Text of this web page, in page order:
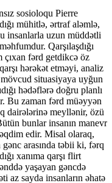
sosioloqu Pierre
mühitlə, ərtraf aləmlə,
insanlarla uzun müddətli
Qarşılaşdığı
çıxan fərd getdikcə öz
hərəkət etməyi, analiz
situasiyaya uyğun
hədəflərə doğru planlı
Bu zaman fərd müəyyən
dairələrinə meyllənir, özü
bunlar insanın manevr
edir. Misal olaraq,
arasında təbii ki, fərq
xanıma qarşı flirt
yaşayan gəncdə
az sayda insanların əhatə